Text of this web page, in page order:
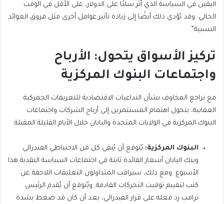
اليقين في السياسة الذي أثر سلبًا على الدولار، على الأقل في الوقت
الحالي. وقد يُؤدي ذلك أيضًا إلى زيادة تأثير عوامل أخرى مثل فروق العوائد
النسبية”.
تركيز الأسواق يتحول: الأرباح
واجتماعات البنوك المركزية
مع تراجع المخاوف بشأن التداعيات الاقتصادية للتعريفات الجمركية
العقابية، يتحول اهتمام المستثمرين إلى أرباح الشركات واجتماعات
البنوك المركزية في الولايات المتحدة واليابان خلال الأيام القليلة المقبلة.
البنوك المركزية: يُتوقع أن يُبقي كل من الاحتياطي الفيدرالي
وبنك اليابان أسعار الفائدة ثابتة في اجتماعات السياسة النقدية هذا
الأسبوع. ومع ذلك، سيراقب المتداولون التعليقات اللاحقة عن
كثب لتقييم توقيت التحركات القادمة. ويُتوقع أن يُقدم الرئيس
ترامب رد فعله على قرار الفيدرالي، بعد أن كان قد ضغط بشدة